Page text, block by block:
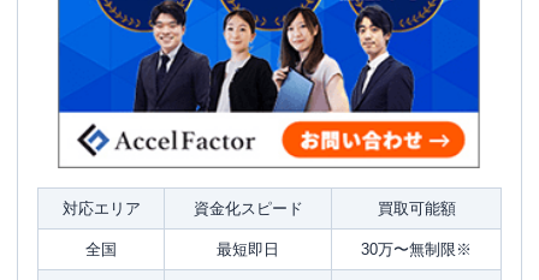
対応エリア 資金化スピード 買取可能額
全国 最短即日 30万〜無制限※